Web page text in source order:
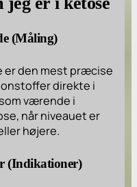
(Måling)
er den mest præcise
direkte i
værende i
når niveauet er
højere.
(Indikationer)